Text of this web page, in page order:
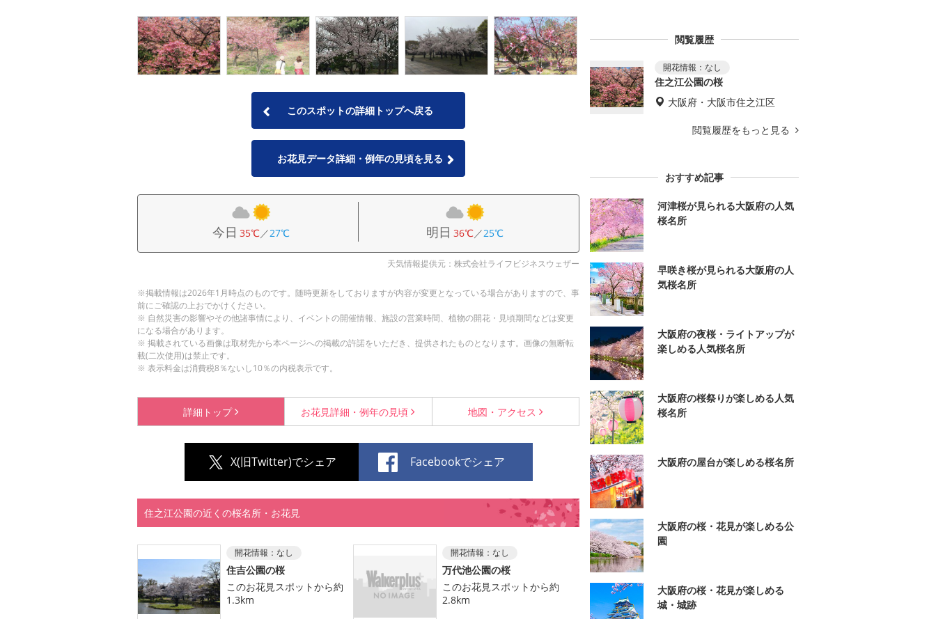
このスポットの詳細トップへ戻る
お花見データ詳細・例年の見頃を見る
今日 35℃／27℃ 明日 36℃／25℃
天気情報提供元：株式会社ライフビジネスウェザー
※掲載情報は2026年1月時点のものです。随時更新をしておりますが内容が変更となっている場合がありますので、事
前にご確認の上おでかけください。
※ 自然災害の影響やその他諸事情により、イベントの開催情報、施設の営業時間、植物の開花・見頃期間などは変更
になる場合があります。
※ 掲載されている画像は取材先から本ページへの掲載の許諾をいただき、提供されたものとなります。画像の無断転
載(二次使用)は禁止です。
※ 表示料金は消費税8％ないし10％の内税表示です。
詳細 トップ お花見詳細・例年の見頃 地図・ アクセス
X(旧Twitter)でシェア Facebookでシェア
住之江公園の近くの桜名所・お花見
開花情報： なし
住吉公園の桜
このお花見スポットから約
1.3km
開花情報： なし
万代池公園の桜
このお花見スポットから約
2.8km
閲覧履歴
住之江公園の桜
大阪府・大阪市住之江区
閲覧履歴をもっと見る
おすすめ記事
河津桜が見られる大阪府の人気
桜名所
早咲き桜が見られる大阪府の人
気桜名所
大阪府の夜桜・ライトアップが
楽しめる人気桜名所
大阪府の桜祭りが楽しめる人気
桜名所
大阪府の屋台が楽しめる桜名所
大阪府の桜・花見が楽しめる公
園
大阪府の桜・花見が楽しめる
城・城跡